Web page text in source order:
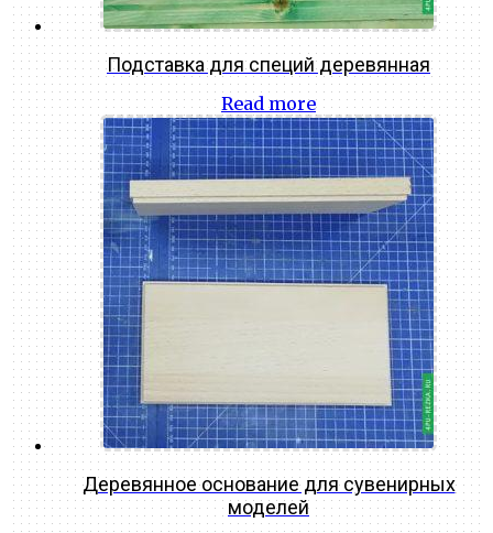
Подставка для специй деревянная
Read more
Деревянное основание для сувенирных
моделей